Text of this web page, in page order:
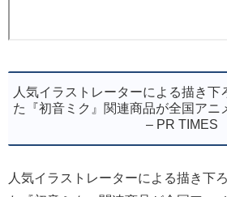
人気イラストレーターによる描き下
た『初音ミク』関連商品が全国アニ
– PR TIMES
人気イラストレーターによる描き下